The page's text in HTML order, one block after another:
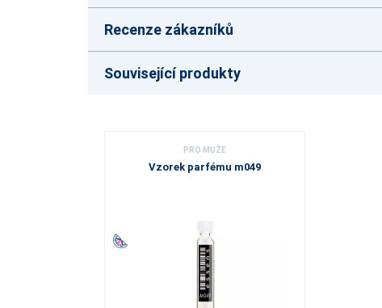
Recenze zákazníků
Související produkty
PRO MUŽE
Vzorek parfému m049